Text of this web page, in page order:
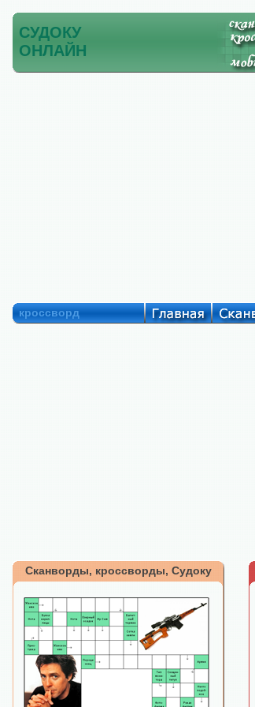
СУДОКУ
ОНЛАЙН
кроссворд
Сканворды, кроссворды, Судоку